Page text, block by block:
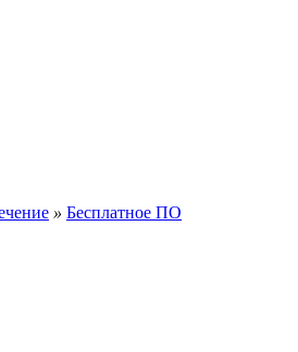
» Бесплатное ПО